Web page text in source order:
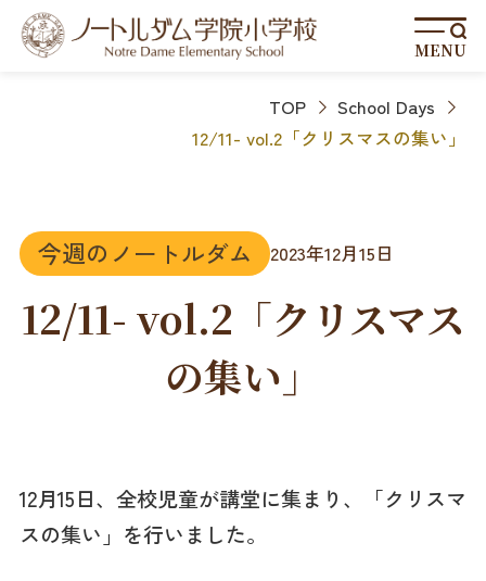
MENU
TOP
School Days
12/11- vol.2「クリスマスの集い」
今週のノートルダム 2023年12月15日
12/11- vol.2「クリスマス
の集い」
12月15日、全校児童が講堂に集まり、「クリスマ
スの集い」を行いました。